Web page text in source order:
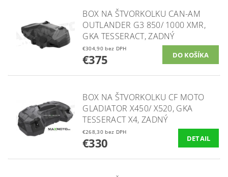
BOX NA ŠTVORKOLKU CAN-AM
OUTLANDER G3 850/ 1000 XMR,
GKA TESSERACT, ZADNÝ
€304,90 bez DPH
€375
BOX NA ŠTVORKOLKU CF MOTO
GLADIATOR X450/ X520, GKA
TESSERACT X4, ZADNÝ
€268,30 bez DPH
€330 DETAIL